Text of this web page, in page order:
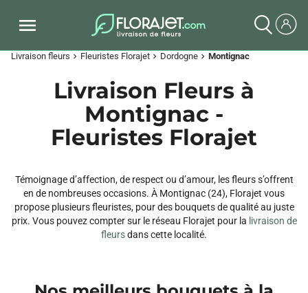
Livraison fleurs chevron_right Fleuristes Florajet chevron_right Dordogne chevron_right Montignac
Livraison Fleurs à
Montignac -
Fleuristes Florajet
Témoignage d’affection, de respect ou d’amour, les fleurs s’offrent
en de nombreuses occasions. À Montignac (24), Florajet vous
propose plusieurs fleuristes, pour des bouquets de qualité au juste
prix. Vous pouvez compter sur le réseau Florajet pour la livraison de
fleursdans cette localité.